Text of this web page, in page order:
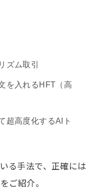
ズム取引
を入れるHFT（高
超高度化するAIト
る手法で、正確には
ご紹介。